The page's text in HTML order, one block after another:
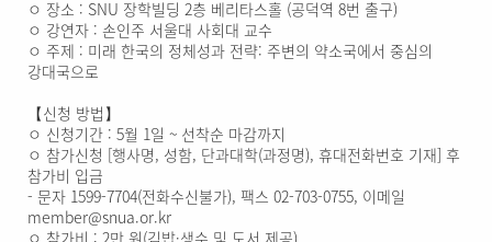
ㅇ 장소 : SNU 장학빌딩 2층 베리타스홀 (공덕역 8번 출구)
ㅇ 강연자 : 손인주 서울대 사회대 교수
ㅇ 주제 : 미래 한국의 정체성과 전략: 주변의 약소국에서 중심의
강대국으로
【신청 방법】
ㅇ 신청기간 : 5월 1일 ~ 선착순 마감까지
ㅇ 참가신청 [행사명, 성함, 단과대학(과정명), 휴대전화번호 기재] 후
참가비 입금
- 문자 1599-7704(전화수신불가), 팩스 02-703-0755, 이메일
member@snua.or.kr
ㅇ 참가비 : 2만 원(김밥·생수 및 도서 제공)